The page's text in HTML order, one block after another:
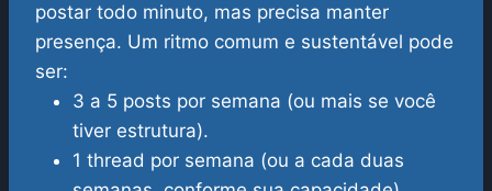
postar todo minuto, mas precisa manter
presença. Um ritmo comum e sustentável pode
ser:
3 a 5 posts por semana (ou mais se você
tiver estrutura).
1 thread por semana (ou a cada duas